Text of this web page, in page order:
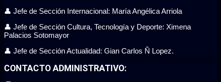
👤 Jefe de Sección Internacional: María Angélica Arriola
👤 Jefe de Sección Cultura, Tecnología y Deporte: Ximena
Palacios Sotomayor
👤 Jefe de Sección Actualidad: Gian Carlos Ñ Lopez.
CONTACTO ADMINISTRATIVO: